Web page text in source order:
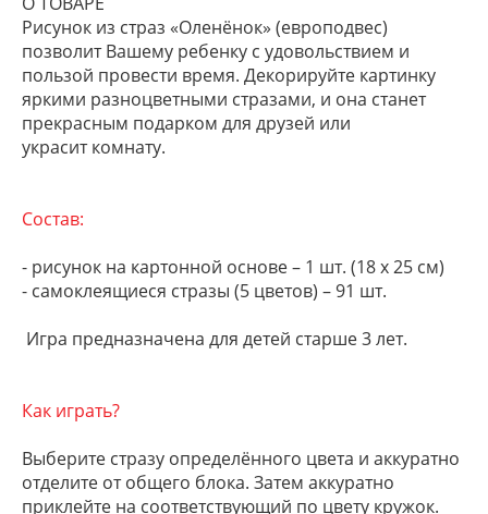
Рисунок из страз «Оленёнок» (европодвес)
позволит Вашему ребенку с удовольствием и
пользой провести время. Декорируйте картинку
яркими разноцветными стразами, и она станет
прекрасным подарком для друзей или
украсит комнату.
Состав:
- рисунок на картонной основе – 1 шт. (18 х 25 см)
- самоклеящиеся стразы (5 цветов) – 91 шт.
Игра предназначена для детей старше 3 лет.
Как играть?
Выберите стразу определённого цвета и аккуратно
отделите от общего блока. Затем аккуратно
приклейте на соответствующий по цвету кружок.